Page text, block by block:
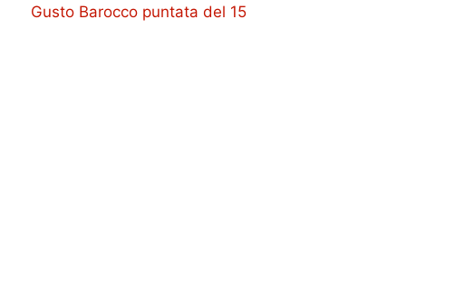
Gusto Barocco puntata del 15